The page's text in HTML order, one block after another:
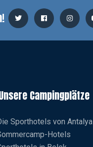
Campingplätze
Sporthotels von Antalya
Hotels